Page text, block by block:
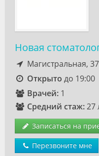
Новая
Магистральная, 37
Открыто до 19:00
Врачей:1
Средний стаж:27
Записаться на
Перезвоните мне